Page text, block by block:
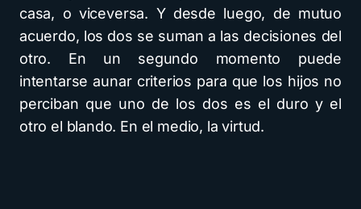
casa, o viceversa. Y desde luego, de mutuo
acuerdo, los dos se suman a las decisiones del
otro. En un segundo momento puede
intentarse aunar criterios para que los hijos no
perciban que uno de los dos es el duro y el
otro el blando. En el medio, la virtud.